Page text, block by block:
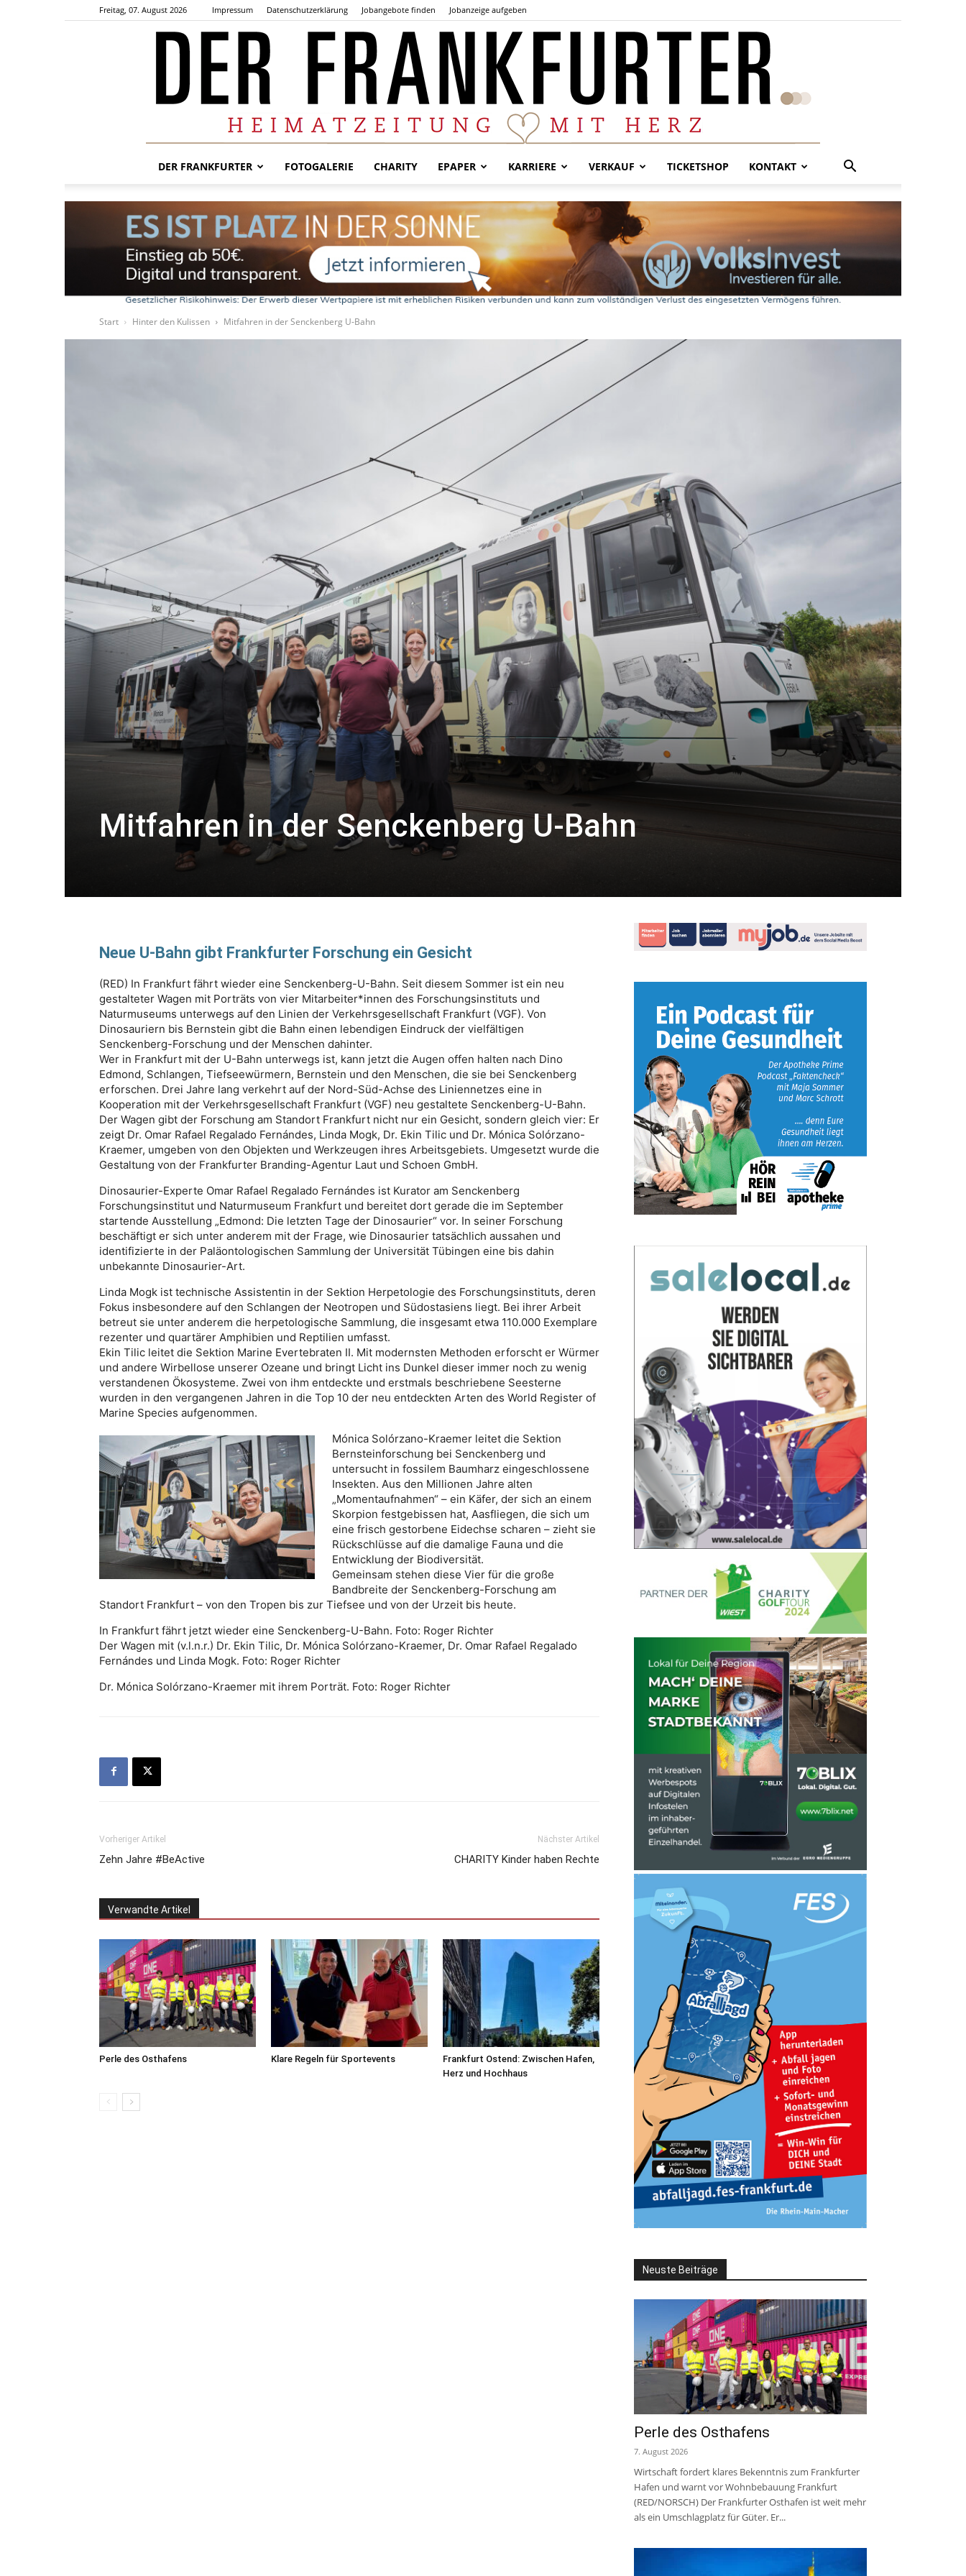
Freitag, 07. August 2026 Impressum Datenschutzerklärung Jobangebote finden Jobanzeige aufgeben
Frankfurter
DER FRANKFURTER FOTOGALERIE CHARITY EPAPER KARRIERE VERKAUF TICKETSHOP KONTAKT
Start Hinter den Kulissen Mitfahren in der Senckenberg U-Bahn
Mitfahren in der Senckenberg U-Bahn
Neue U-Bahn gibt Frankfurter Forschung ein Gesicht
(RED) In Frankfurt fährt wieder eine Senckenberg-U-Bahn. Seit diesem Sommer ist ein neu
gestalteter Wagen mit Porträts von vier Mitarbeiter*innen des Forschungsinstituts und
Naturmuseums unterwegs auf den Linien der Verkehrsgesellschaft Frankfurt (VGF). Von
Dinosauriern bis Bernstein gibt die Bahn einen lebendigen Eindruck der vielfältigen
Senckenberg-Forschung und der Menschen dahinter.
Wer in Frankfurt mit der U-Bahn unterwegs ist, kann jetzt die Augen offen halten nach Dino
Edmond, Schlangen, Tiefseewürmern, Bernstein und den Menschen, die sie bei Senckenberg
erforschen. Drei Jahre lang verkehrt auf der Nord-Süd-Achse des Liniennetzes eine in
Kooperation mit der Verkehrsgesellschaft Frankfurt (VGF) neu gestaltete Senckenberg-U-Bahn.
Der Wagen gibt der Forschung am Standort Frankfurt nicht nur ein Gesicht, sondern gleich vier: Er
zeigt Dr. Omar Rafael Regalado Fernándes, Linda Mogk, Dr. Ekin Tilic und Dr. Mónica Solórzano-
Kraemer, umgeben von den Objekten und Werkzeugen ihres Arbeitsgebiets. Umgesetzt wurde die
Gestaltung von der Frankfurter Branding-Agentur Laut und Schoen GmbH.
Dinosaurier-Experte Omar Rafael Regalado Fernándes ist Kurator am Senckenberg
Forschungsinstitut und Naturmuseum Frankfurt und bereitet dort gerade die im September
startende Ausstellung „Edmond: Die letzten Tage der Dinosaurier“ vor. In seiner Forschung
beschäftigt er sich unter anderem mit der Frage, wie Dinosaurier tatsächlich aussahen und
identifizierte in der Paläontologischen Sammlung der Universität Tübingen eine bis dahin
unbekannte Dinosaurier-Art.
Linda Mogk ist technische Assistentin in der Sektion Herpetologie des Forschungsinstituts, deren
Fokus insbesondere auf den Schlangen der Neotropen und Südostasiens liegt. Bei ihrer Arbeit
betreut sie unter anderem die herpetologische Sammlung, die insgesamt etwa 110.000 Exemplare
rezenter und quartärer Amphibien und Reptilien umfasst.
Ekin Tilic leitet die Sektion Marine Evertebraten II. Mit modernsten Methoden erforscht er Würmer
und andere Wirbellose unserer Ozeane und bringt Licht ins Dunkel dieser immer noch zu wenig
verstandenen Ökosysteme. Zwei von ihm entdeckte und erstmals beschriebene Seesterne
wurden in den vergangenen Jahren in die Top 10 der neu entdeckten Arten des World Register of
Marine Species aufgenommen.
Mónica Solórzano-Kraemer leitet die Sektion
Bernsteinforschung bei Senckenberg und
untersucht in fossilem Baumharz eingeschlossene
Insekten. Aus den Millionen Jahre alten
„Momentaufnahmen“ – ein Käfer, der sich an einem
Skorpion festgebissen hat, Aasfliegen, die sich um
eine frisch gestorbene Eidechse scharen – zieht sie
Rückschlüsse auf die damalige Fauna und die
Entwicklung der Biodiversität.
Gemeinsam stehen diese Vier für die große
Bandbreite der Senckenberg-Forschung am
Standort Frankfurt – von den Tropen bis zur Tiefsee und von der Urzeit bis heute.
In Frankfurt fährt jetzt wieder eine Senckenberg-U-Bahn. Foto: Roger Richter
Der Wagen mit (v.l.n.r.) Dr. Ekin Tilic, Dr. Mónica Solórzano-Kraemer, Dr. Omar Rafael Regalado
Fernándes und Linda Mogk. Foto: Roger Richter
Dr. Mónica Solórzano-Kraemer mit ihrem Porträt. Foto: Roger Richter
Vorheriger Artikel
Zehn Jahre #BeActive
Nächster Artikel
CHARITY Kinder haben Rechte
Verwandte Artikel
Perle des Osthafens Klare Regeln für Sportevents
Frankfurt Ostend: Zwischen Hafen,
Herz und Hochhaus
Neuste Beiträge
Perle des Osthafens
7. August 2026
Wirtschaft fordert klares Bekenntnis zum Frankfurter
Hafen und warnt vor Wohnbebauung Frankfurt
(RED/NORSCH) Der Frankfurter Osthafen ist weit mehr
als ein Umschlagplatz für Güter. Er...